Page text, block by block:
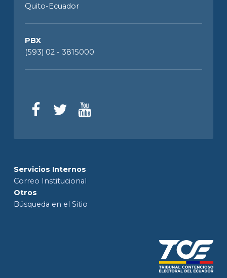
Quito-Ecuador
PBX
(593) 02 - 3815000
Servicios Internos
Correo Institucional
Otros
Búsqueda en el Sitio